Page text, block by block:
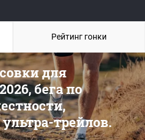
для
бега по
трейлов.
Рейтинг гонки